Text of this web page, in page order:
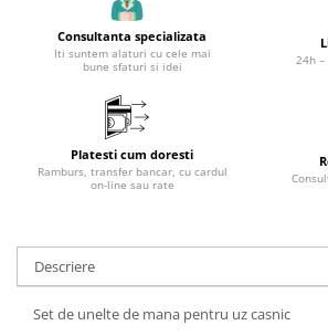
Reductoare presiune gaz
Generatoare electrice
Generatoare Insonorizate
Generatoare Uz general
Generatoare Digitale
Generatoare pentru sudare
Automatizari generatoare
Consultanta specializata
Iti suntem alaturi cu cele mai
bune sfaturi si idei
24h
Platesti cum doresti
Ramburs, transfer bancar, cu cardul
on-line sau rate
Descriere
Set de unelte de mana pentru uz casnic